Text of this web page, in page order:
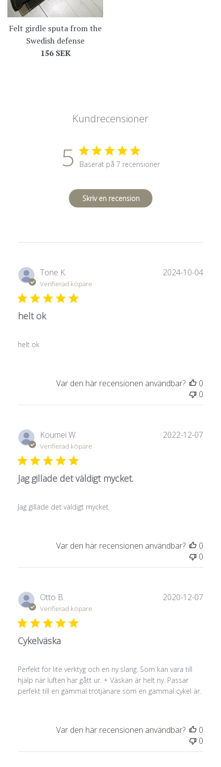
Felt girdle sputa from the
Swedish defense
Regular
156 SEK
Kundrecensioner
5 Baserat på 7 recensioner
Skriv en recension
Tone K.
Verifierad köpare
helt ok
helt ok
2024-10-04
Var den här recensionen användbar?
0
0
Koumei W.
Verifierad köpare
Jag gillade det väldigt mycket.
Jag gillade det väldigt mycket.
2022-12-07
Var den här recensionen användbar?
0
0
Otto B.
Verifierad köpare
Cykelväska
Perfekt för lite verktyg och en ny slang. Som kan vara till
hjälp när luften har gått ur. + Väskan är helt ny. Passar
perfekt till en gammal trotjänare som en gammal cykel är.
2020-12-07
Var den här recensionen användbar?
0
0